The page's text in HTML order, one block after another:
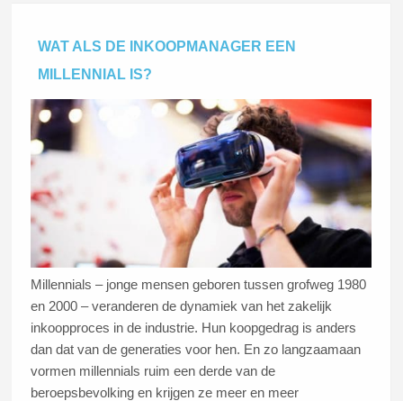
WAT ALS DE INKOOPMANAGER EEN
MILLENNIAL IS?
Millennials – jonge mensen geboren tussen grofweg 1980
en 2000 – veranderen de dynamiek van het zakelijk
inkoopproces in de industrie. Hun koopgedrag is anders
dan dat van de generaties voor hen. En zo langzaamaan
vormen millennials ruim een derde van de
beroepsbevolking en krijgen ze meer en meer